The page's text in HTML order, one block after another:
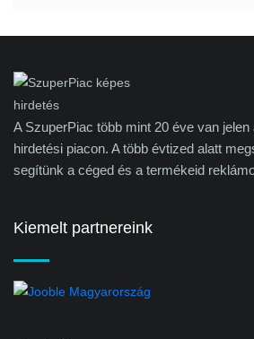
A SzuperPiac több mint 20 éve van
hirdetési piacon. A több évtized alatt
segítünk a céged és a termékeid
Kiemelt partnereink